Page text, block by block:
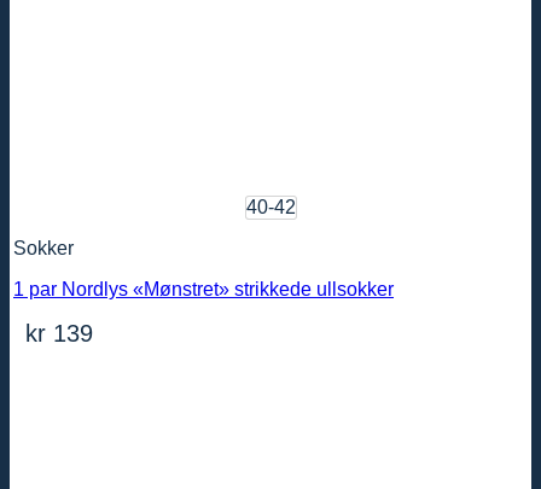
40-42
Sokker
1 par Nordlys «Mønstret» strikkede ullsokker
kr 139